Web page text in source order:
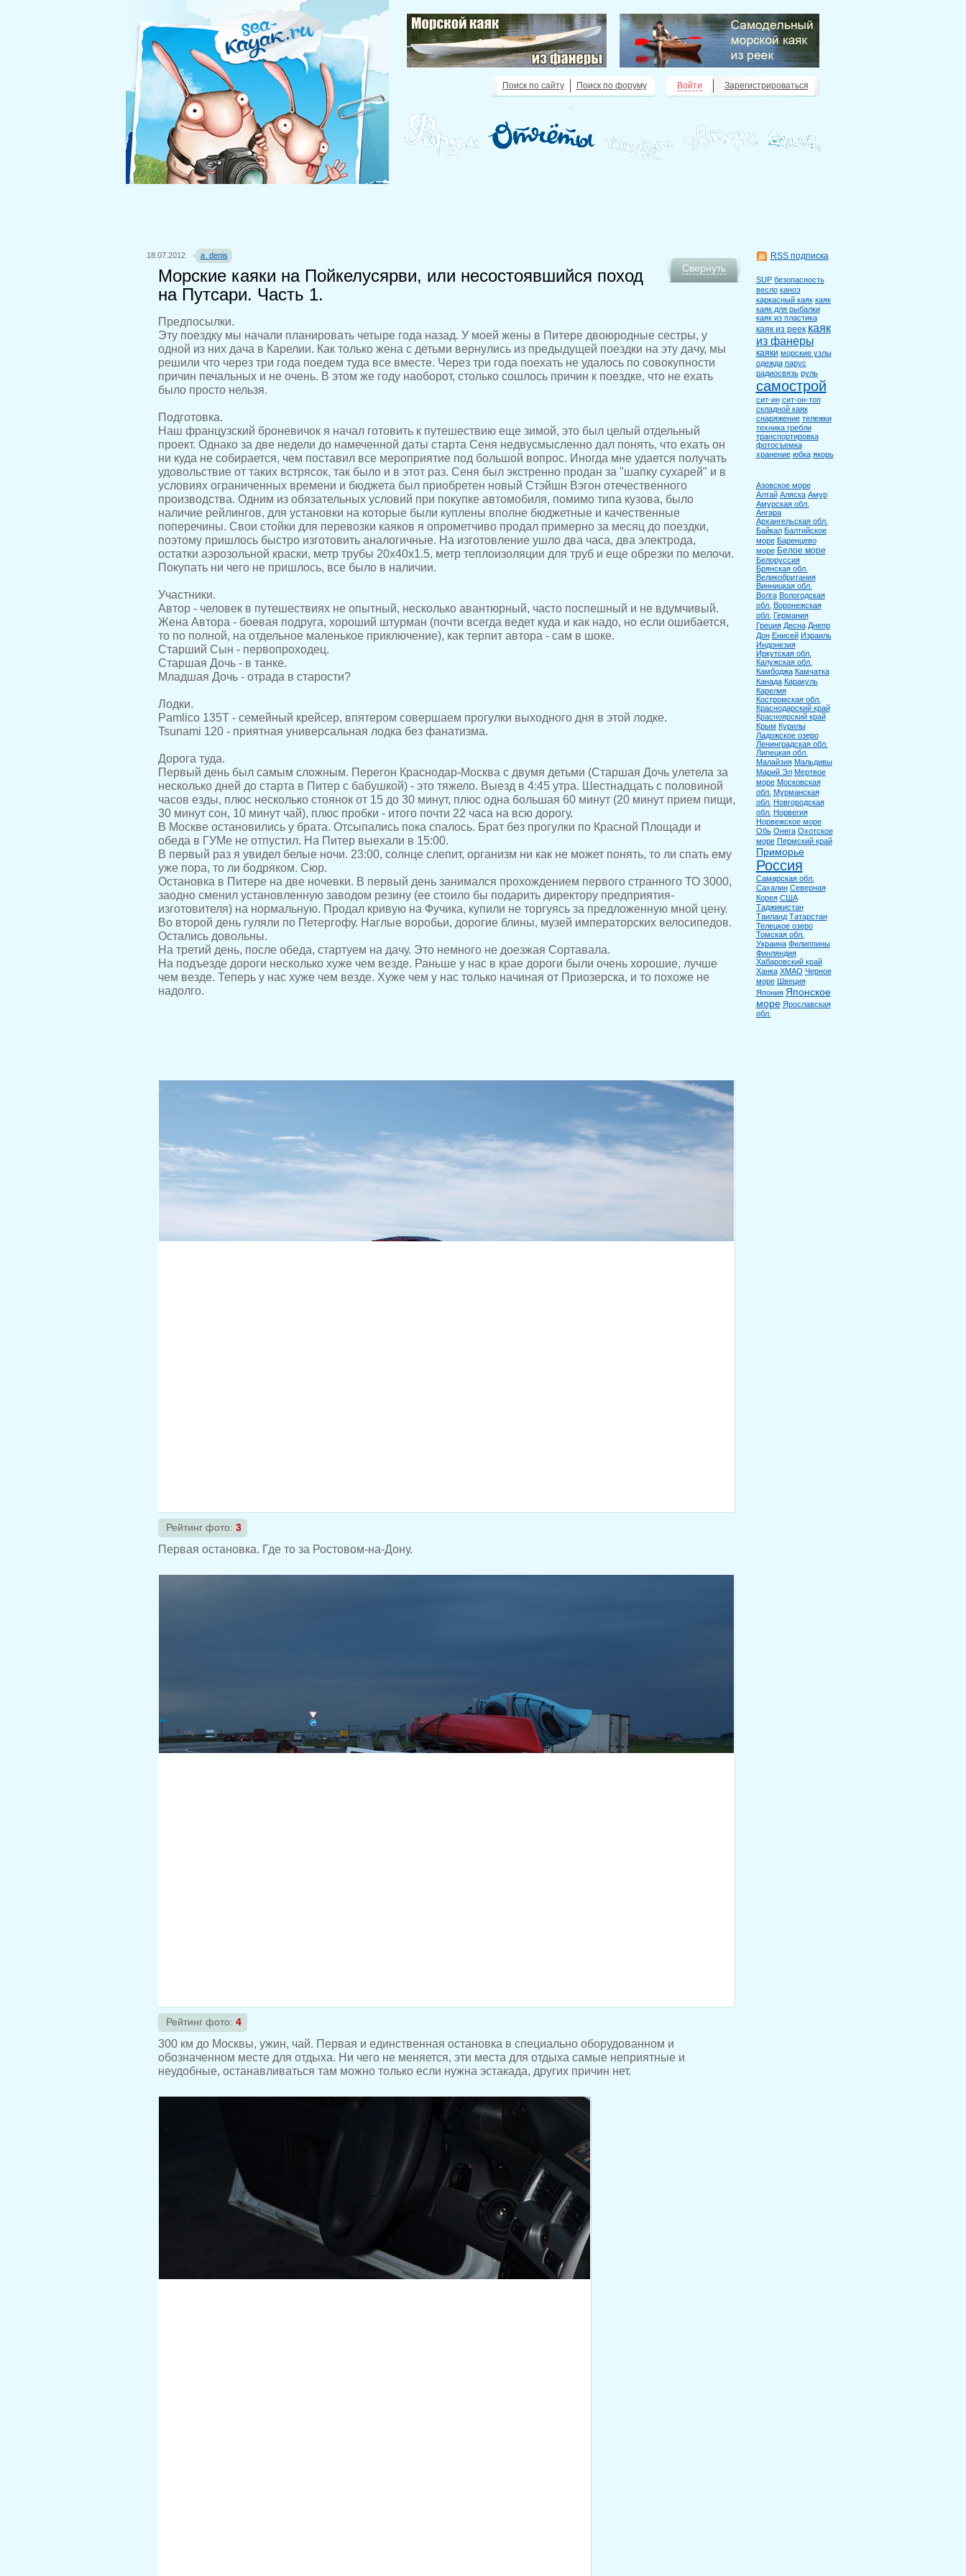
Поиск по сайту Поиск по форуму Войти Зарегистрироваться
Свернуть
18.07.2012 a_denis
Морские каяки на Пойкелусярви, или несостоявшийся поход
на Путсари. Часть 1.
Предпосылки.
Эту поездку мы начали планировать четыре года назад. У моей жены в Питере двоюродные сестры, у
одной из них дача в Карелии. Как только жена с детьми вернулись из предыдущей поездки на эту дачу, мы
решили что через три года поедем туда все вместе. Через три года поехать не удалось по совокупности
причин печальных и не очень. В этом же году наоборот, столько сошлось причин к поездке, что не ехать
было просто нельзя.
Подготовка.
Наш французский броневичок я начал готовить к путешествию еще зимой, это был целый отдельный
проект. Однако за две недели до намеченной даты старта Сеня недвусмысленно дал понять, что ехать он
ни куда не собирается, чем поставил все мероприятие под большой вопрос. Иногда мне удается получать
удовольствие от таких встрясок, так было и в этот раз. Сеня был экстренно продан за "шапку сухарей" и в
условиях ограниченных времени и бюджета был приобретен новый Стэйшн Вэгон отечественного
производства. Одним из обязательных условий при покупке автомобиля, помимо типа кузова, было
наличие рейлингов, для установки на которые были куплены вполне бюджетные и качественные
поперечины. Свои стойки для перевозки каяков я опрометчиво продал примерно за месяц до поездки,
поэтому пришлось быстро изготовить аналогичные. На изготовление ушло два часа, два электрода,
остатки аэрозольной краски, метр трубы 20х40х1.5, метр теплоизоляции для труб и еще обрезки по мелочи.
Покупать ни чего не пришлось, все было в наличии.
Участники.
Автор - человек в путешествиях не опытный, несколько авантюрный, часто поспешный и не вдумчивый.
Жена Автора - боевая подруга, хороший штурман (почти всегда ведет куда и как надо, но если ошибается,
то по полной, на отдельное маленькое приключение), как терпит автора - сам в шоке.
Старший Сын - первопроходец.
Старшая Дочь - в танке.
Младшая Дочь - отрада в старости?
Лодки.
Pamlico 135Т - семейный крейсер, впятером совершаем прогулки выходного дня в этой лодке.
Tsunami 120 - приятная универсальная лодка без фанатизма.
Дорога туда.
Первый день был самым сложным. Перегон Краснодар-Москва с двумя детьми (Старшая Дочь улетела за
несколько дней до старта в Питер с бабушкой) - это тяжело. Выезд в 4:45 утра. Шестнадцать с половиной
часов езды, плюс несколько стоянок от 15 до 30 минут, плюс одна большая 60 минут (20 минут прием пищи,
30 минут сон, 10 минут чай), плюс пробки - итого почти 22 часа на всю дорогу.
В Москве остановились у брата. Отсыпались пока спалось. Брат без прогулки по Красной Площади и
обеда в ГУМе не отпустил. На Питер выехали в 15:00.
В первый раз я увидел белые ночи. 23:00, солнце слепит, организм ни как не может понять, то ли спать ему
уже пора, то ли бодряком. Сюр.
Остановка в Питере на две ночевки. В первый день занимался прохождением первого странного ТО 3000,
заодно сменил установленную заводом резину (ее стоило бы подарить директору предприятия-
изготовителя) на нормальную. Продал кривую на Фучика, купили не торгуясь за предложенную мной цену.
Во второй день гуляли по Петергофу. Наглые воробьи, дорогие блины, музей императорских велосипедов.
Остались довольны.
На третий день, после обеда, стартуем на дачу. Это немного не доезжая Сортавала.
На подъезде дороги несколько хуже чем везде. Раньше у нас в крае дороги были очень хорошие, лучше
чем везде. Теперь у нас хуже чем везде. Хуже чем у нас только начиная от Приозерска, и то похоже не
надолго.
Рейтинг фото: 3
Первая остановка. Где то за Ростовом-на-Дону.
Рейтинг фото: 4
300 км до Москвы, ужин, чай. Первая и единственная остановка в специально оборудованном и
обозначенном месте для отдыха. Ни чего не меняется, эти места для отдыха самые неприятные и
неудобные, останавливаться там можно только если нужна эстакада, других причин нет.
RSS подписка
SUP безопасность
весло каноэ
каркасный каяк каяк
каяк для рыбалки
каяк из пластика
каяк из реек каяк
из фанеры
каяки морские узлы
одежда парус
радиосвязь руль
самострой
сит-ин сит-он-топ
складной каяк
снаряжение тележки
техника гребли
транспортировка
фотосъемка
хранение юбка якорь
Азовское море
Алтай Аляска Амур
Амурская обл.
Ангара
Архангельская обл.
Байкал Балтийское
море Баренцево
море Белое море
Белоруссия
Брянская обл.
Великобритания
Винницкая обл.
Волга Вологодская
обл. Воронежская
обл. Германия
Греция Десна Днепр
Дон Енисей Израиль
Индонезия
Иркутская обл.
Калужская обл.
Камбоджа Камчатка
Канада Каракуль
Карелия
Костромская обл.
Краснодарский край
Красноярский край
Крым Курилы
Ладожское озеро
Ленинградская обл.
Липецкая обл.
Малайзия Мальдивы
Марий Эл Мертвое
море Московская
обл. Мурманская
обл. Новгородская
обл. Норвегия
Норвежское море
Обь Онега Охотское
море Пермский край
Приморье
Россия
Самарская обл.
Сахалин Северная
Корея США
Таджикистан
Таиланд Татарстан
Телецкое озеро
Томская обл.
Украина Филиппины
Финляндия
Хабаровский край
Ханка ХМАО Черное
море Швеция
Япония Японское
море Ярославская
обл.